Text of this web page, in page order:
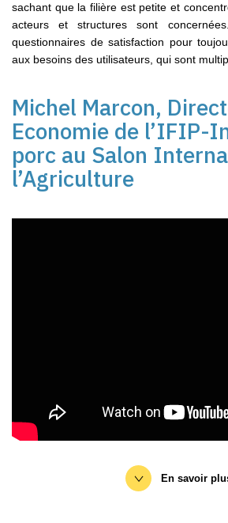
sachant que la filière est petite et
acteurs et structures sont
questionnaires de satisfaction pour
aux besoins des utilisateurs, qui sont
Michel Marcon,
Economie de l’IFIP-I
porc au Salon
l’Agriculture
En savoir